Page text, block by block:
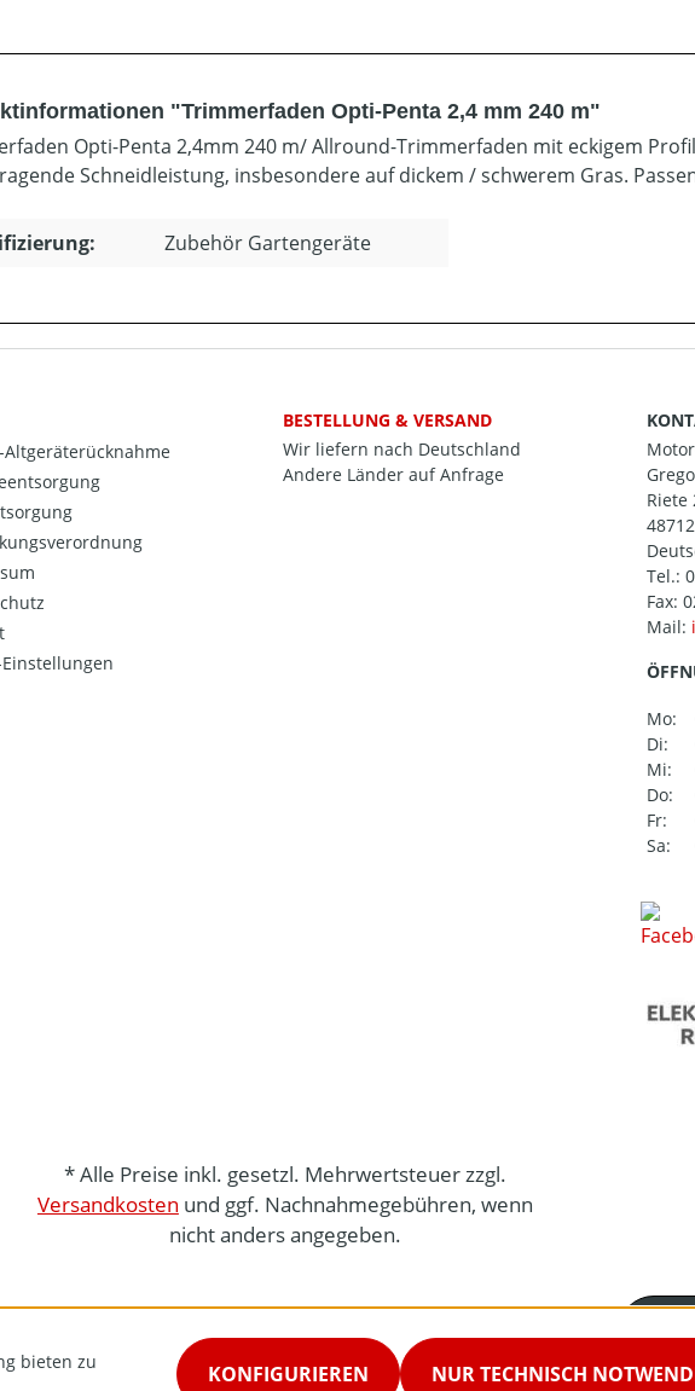
"Trimmerfaden Opti-Penta 2,4 mm 240 m"
Opti-Penta 2,4mm 240 m/ Allround-Trimmerfaden mit eckigem
Schneidleistung, insbesondere auf dickem / schwerem Gras.
Zubehör Gartengeräte
Altgeräterücknahme
Einstellungen
BESTELLUNG & VERSAND
Wir liefern nach Deutschland
Andere Länder auf Anfrage
Riete
Tel.:
Fax:
Mail:
Mo:
Di:
Mi:
Do:
Fr:
Sa:
* Alle Preise inkl. gesetzl. Mehrwertsteuer zzgl.
Versandkosten und ggf. Nachnahmegebühren, wenn
nicht anders angegeben.
bieten zu
NUR TECHNISCH
KONFIGURIEREN